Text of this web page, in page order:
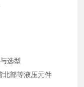
选型
北部等液压元件